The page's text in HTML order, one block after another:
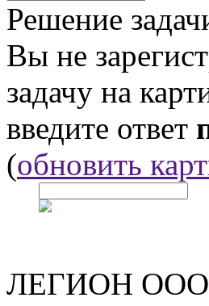
Решение
Вы не
задачу на
введите ответ
(обновить
ЛЕГИОН